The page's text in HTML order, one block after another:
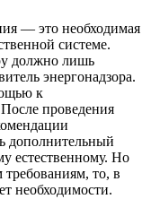
— это необходимая
системе.
должно лишь
энергонадзора.
к
проведения
дополнительный
естественному. Но
требованиям, то, в
необходимости.